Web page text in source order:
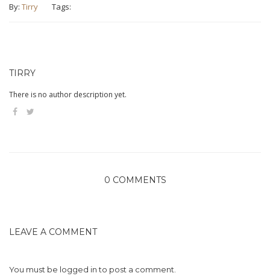
By: Tirry Tags:
TIRRY
There is no author description yet.
0 COMMENTS
LEAVE A COMMENT
You must be logged into post a comment.